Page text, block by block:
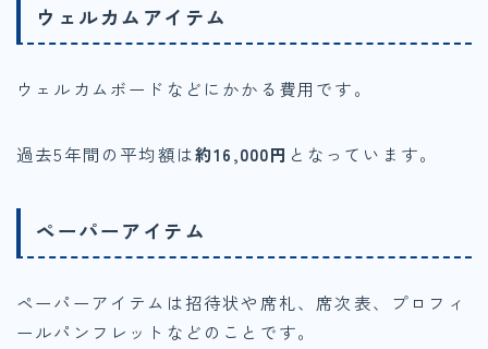
ウェルカムアイテム
ウェルカムボードなどにかかる費用です。
過去5年間の平均額は約16,000円 となっています。
ペーパーアイテム
ペーパーアイテムは招待状や席札、席次表、プロフィ
ールパンフレットなどのことです。